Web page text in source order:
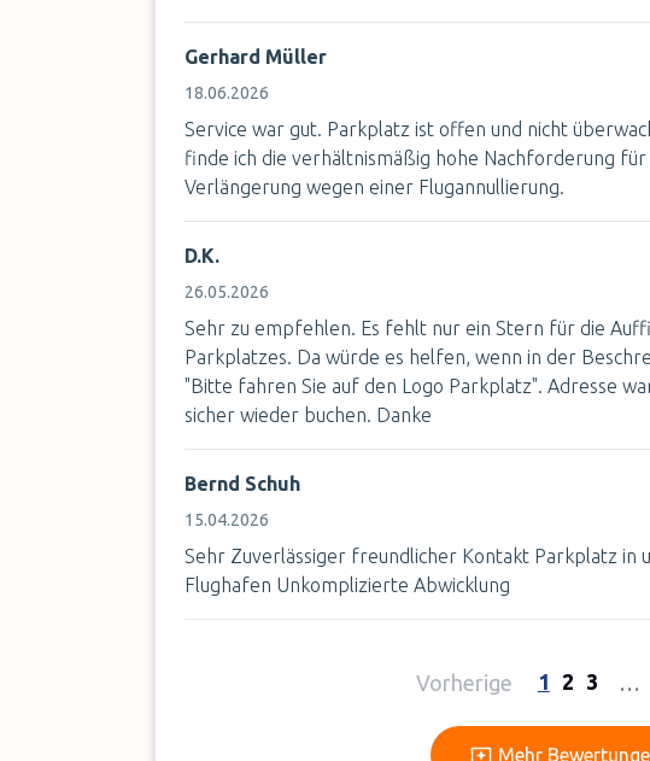
Gerhard Müller
18.06.2026
Service war gut. Parkplatz ist offen und nicht
finde ich die verhältnismäßig hohe Nachforderung für
Verlängerung wegen einer Flugannullierung.
D.K.
26.05.2026
Sehr zu empfehlen. Es fehlt nur ein Stern für die
Parkplatzes. Da würde es helfen, wenn in der
"Bitte fahren Sie auf den Logo Parkplatz". Adresse
sicher wieder buchen. Danke
Bernd Schuh
15.04.2026
Sehr Zuverlässiger freundlicher Kontakt Parkplatz in
Flughafen Unkomplizierte Abwicklung
Vorherige 1 2 3 …
Mehr
Mehr